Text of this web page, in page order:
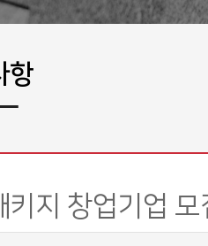
항
키지 창업기업